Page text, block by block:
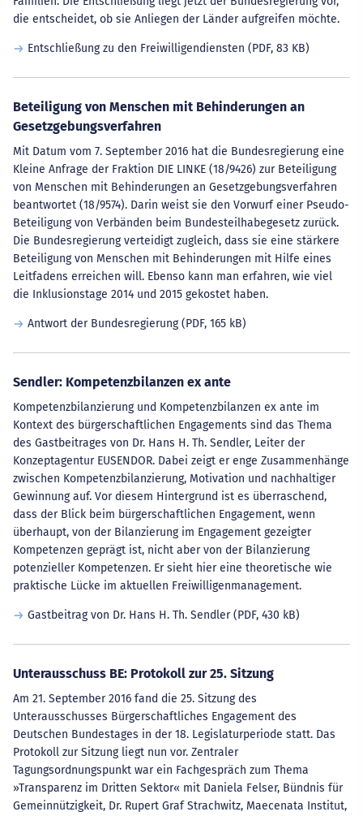
die entscheidet, ob sie Anliegen der Länder aufgreifen möchte.
Entschließung zu den Freiwilligendiensten (PDF, 83 KB)
Beteiligung von Menschen mit Behinderungen an
Gesetzgebungsverfahren
Mit Datum vom 7. September 2016 hat die Bundesregierung eine
Kleine Anfrage der Fraktion DIE LINKE (18/9426) zur Beteiligung
von Menschen mit Behinderungen an Gesetzgebungsverfahren
beantwortet (18/9574). Darin weist sie den Vorwurf einer Pseudo-
Beteiligung von Verbänden beim Bundesteilhabegesetz zurück.
Die Bundesregierung verteidigt zugleich, dass sie eine stärkere
Beteiligung von Menschen mit Behinderungen mit Hilfe eines
Leitfadens erreichen will. Ebenso kann man erfahren, wie viel
die Inklusionstage 2014 und 2015 gekostet haben.
Antwort der Bundesregierung(PDF, 165 kB)
Sendler: Kompetenzbilanzen ex ante
Kompetenzbilanzierung und Kompetenzbilanzen ex ante im
Kontext des bürgerschaftlichen Engagements sind das Thema
des Gastbeitrages von Dr. Hans H. Th. Sendler, Leiter der
Konzeptagentur EUSENDOR. Dabei zeigt er enge Zusammenhänge
zwischen Kompetenzbilanzierung, Motivation und nachhaltiger
Gewinnung auf. Vor diesem Hintergrund ist es überraschend,
dass der Blick beim bürgerschaftlichen Engagement, wenn
überhaupt, von der Bilanzierung im Engagement gezeigter
Kompetenzen geprägt ist, nicht aber von der Bilanzierung
potenzieller Kompetenzen. Er sieht hier eine theoretische wie
praktische Lücke im aktuellen Freiwilligenmanagement.
Gastbeitrag von Dr. Hans H. Th. Sendler(PDF, 430 kB)
Unterausschuss BE: Protokoll zur 25. Sitzung
Am 21. September 2016 fand die 25. Sitzung des
Unterausschusses Bürgerschaftliches Engagement des
Deutschen Bundestages in der 18. Legislaturperiode statt. Das
Protokoll zur Sitzung liegt nun vor. Zentraler
Tagungsordnungspunkt war ein Fachgespräch zum Thema
»Transparenz im Dritten Sektor« mit Daniela Felser, Bündnis für
Gemeinnützigkeit, Dr. Rupert Graf Strachwitz, Maecenata Institut,